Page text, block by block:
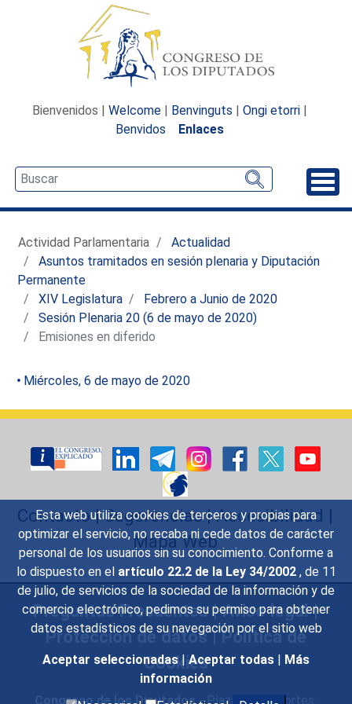
Esta web utiliza cookies de terceros y propias para
optimizar el servicio, no recaba ni cede datos de carácter
personal de los usuarios sin su conocimiento. Conforme a
lo dispuesto en el artículo 22.2 de la Ley 34/2002 , de 11
de julio, de servicios de la sociedad de la información y de
comercio electrónico, pedimos su permiso para obtener
datos estadísticos de su navegación por el sitio web
Aceptar seleccionadas | Aceptar todas | Más
información
Bienvenidos | Welcome | Benvinguts | Ongi etorri |
Benvidos
Enlaces
Actividad Parlamentaria
Actualidad
Asuntos tramitados en sesión plenaria y Diputación
Permanente
XIV Legislatura
Febrero a Junio de 2020
Sesión Plenaria 20 (6 de mayo de 2020)
Emisiones en diferido
Miércoles, 6 de mayo de 2020
Contacto|Sugerencias|Accesibilidad |
Mapa Web
Preguntas Frecuentes|Aviso legal|
Protección de datos|Política de
Cookies
Congreso de los Diputados- Plaza de las Cortes,